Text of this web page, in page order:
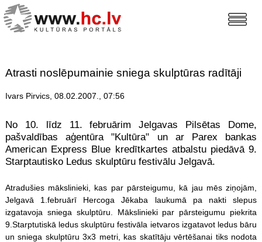
Atrasti noslēpumainie sniega skulptūras radītāji
Ivars Pirvics, 08.02.2007., 07:56
No 10. līdz 11. februārim Jelgavas Pilsētas Dome,
pašvaldības aģentūra "Kultūra" un ar Parex bankas
American Express Blue kredītkartes atbalstu piedāvā 9.
Starptautisko Ledus skulptūru festivālu Jelgavā.
Atradušies mākslinieki, kas par pārsteigumu, kā jau mēs ziņojām,
Jelgavā 1.februārī Hercoga Jēkaba laukumā pa nakti slepus
izgatavoja sniega skulptūru. Mākslinieki par pārsteigumu piekrita
9.Starptutiskā ledus skulptūru festivāla ietvaros izgatavot ledus bāru
un sniega skulptūru 3x3 metri, kas skatītāju vērtēšanai tiks nodota